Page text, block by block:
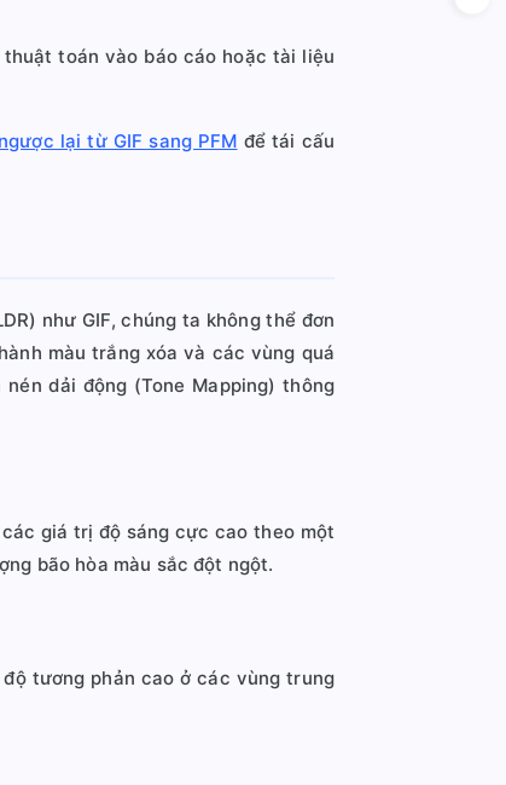
toán vào báo cáo hoặc tài liệu
lại từ GIF sang PFM để tái cấu
như GIF, chúng ta không thể đơn
màu trắng xóa và các vùng quá
dải động (Tone Mapping) thông
giá trị độ sáng cực cao theo một
bão hòa màu sắc đột ngột.
tương phản cao ở các vùng trung